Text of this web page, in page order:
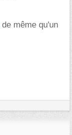
de même qu'un